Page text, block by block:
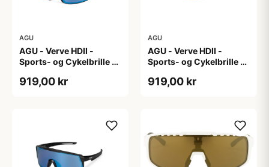
AGU
AGU - Verve HDII -
Sports- og Cykelbrille -
919,00 kr
AGU
AGU - Verve HDII -
Sports- og Cykelbrille -
919,00 kr